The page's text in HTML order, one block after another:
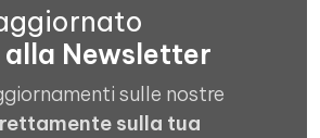
Newsletter
sulle nostre
sulla tua